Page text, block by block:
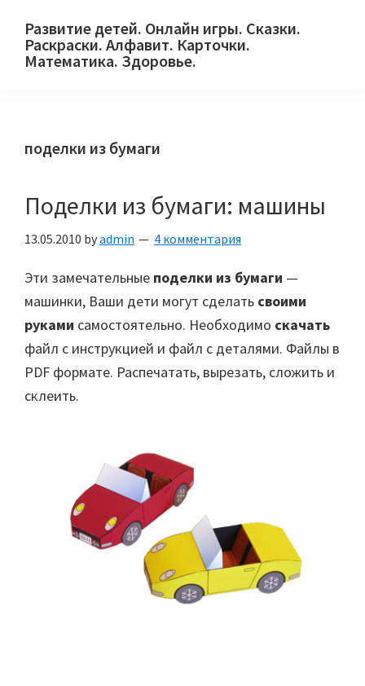
primary
main
primary
Развитие детей. Онлайн игры. Сказки.
Раскраски. Алфавит. Карточки.
Математика. Здоровье.
и
родителей.
поделки из бумаги
Поделки из бумаги: машины
13.05.2010 byadmin 4 комментария
Эти замечательные поделки из бумаги —
машинки, Ваши дети могут сделать своими
руками самостоятельно. Необходимо скачать
файл с инструкцией и файл с деталями. Файлы в
PDF формате. Распечатать, вырезать, сложить и
склеить.